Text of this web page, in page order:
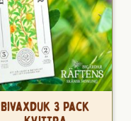
Bivaxduk 3 Pack